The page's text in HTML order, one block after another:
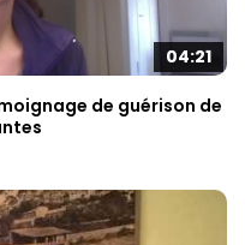
04:21
de guérison de